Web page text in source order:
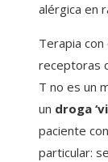
alérgica en
Terapia con
receptoras
T no es un
un droga
paciente
particular: